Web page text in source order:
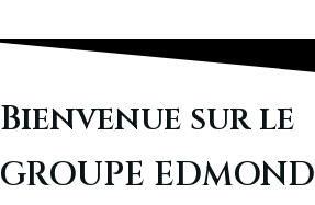
Bienvenue sur le
GROUPE EDMOND